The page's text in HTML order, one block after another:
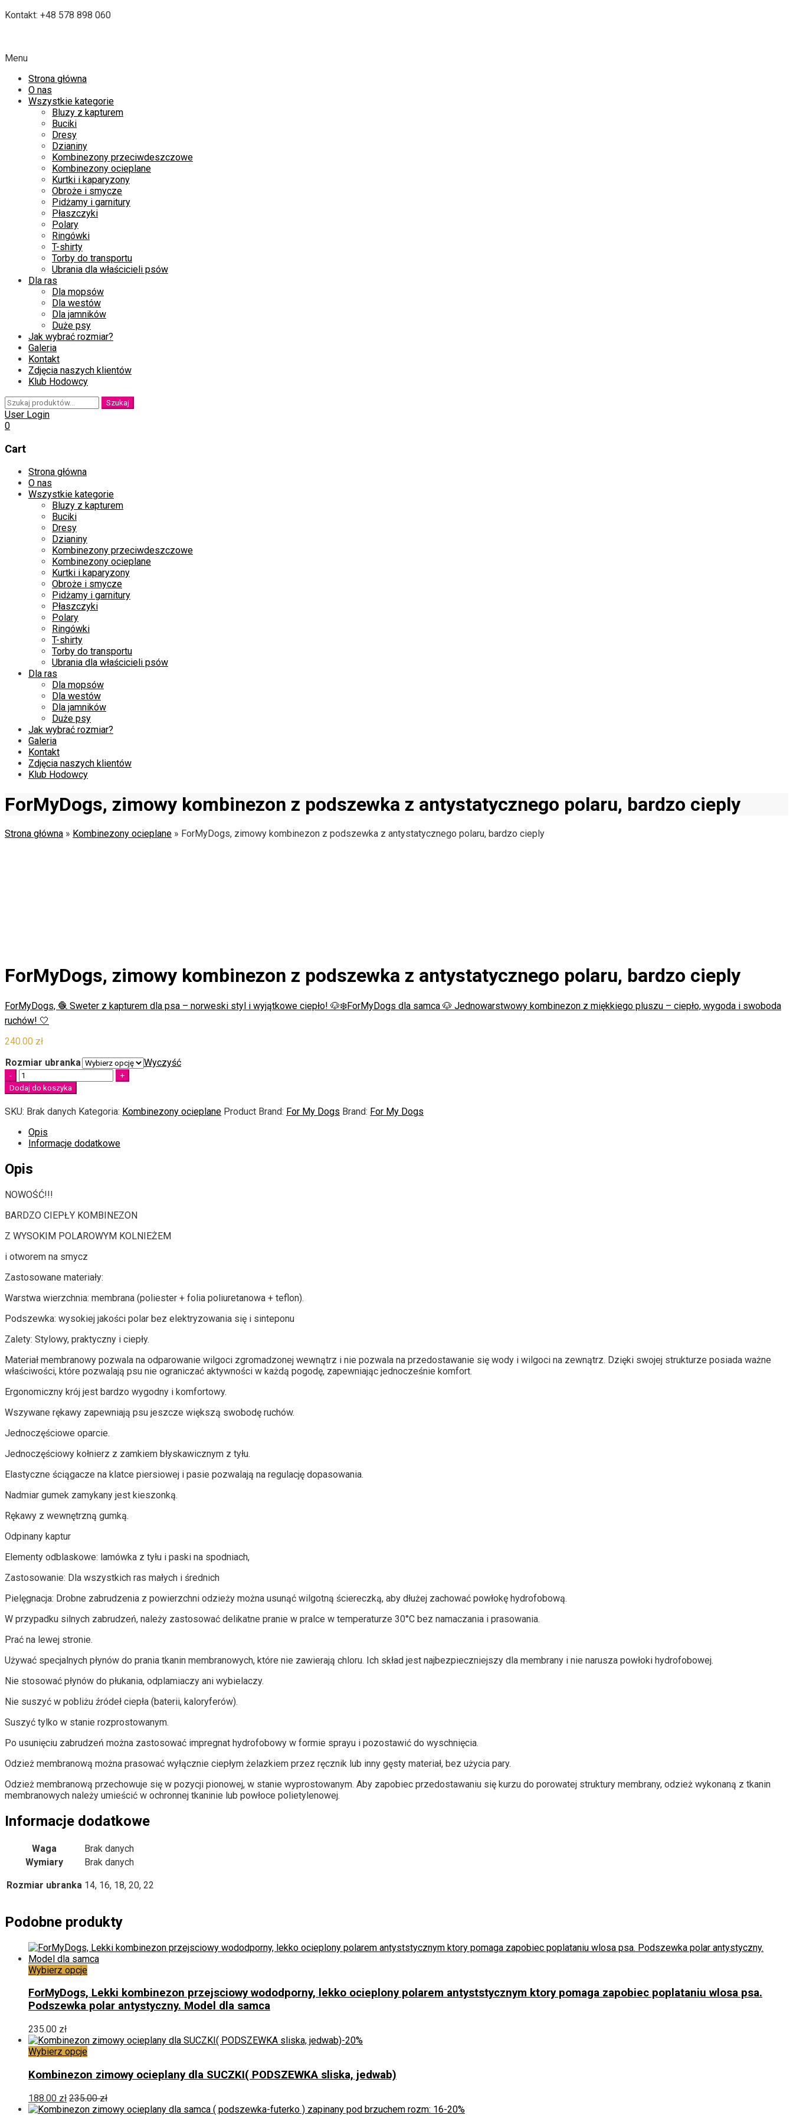
Kontakt: +48 578 898 060
Menu
Strona główna
O nas
Wszystkie kategorie
Bluzy z kapturem
Buciki
Dresy
Dzianiny
Kombinezony przeciwdeszczowe
Kombinezony ocieplane
Kurtki i kaparyzony
Obroże i smycze
Pidżamy i garnitury
Płaszczyki
Polary
Ringówki
T-shirty
Torby do transportu
Ubrania dla właścicieli psów
Dla ras
Dla mopsów
Dla westów
Dla jamników
Duże psy
Jak wybrać rozmiar?
Galeria
Kontakt
Zdjęcia naszych klientów
Klub Hodowcy
Szukaj:
Szukaj
User Login
0
Cart
Skip
content
Strona główna
O nas
Wszystkie kategorie
Bluzy z kapturem
Buciki
Dresy
Dzianiny
Kombinezony przeciwdeszczowe
Kombinezony ocieplane
Kurtki i kaparyzony
Obroże i smycze
Pidżamy i garnitury
Płaszczyki
Polary
Ringówki
T-shirty
Torby do transportu
Ubrania dla właścicieli psów
Dla ras
Dla mopsów
Dla westów
Dla jamników
Duże psy
Jak wybrać rozmiar?
Galeria
Kontakt
Zdjęcia naszych klientów
Klub Hodowcy
ForMyDogs, zimowy kombinezon z podszewka z antystatycznego polaru, bardzo cieply
Strona główna » Kombinezony ocieplane » ForMyDogs, zimowy kombinezon z podszewka z antystatycznego polaru, bardzo cieply
ForMyDogs, zimowy kombinezon z podszewka z antystatycznego polaru, bardzo cieply
ForMyDogs, 🧶 Sweter z kapturem dla psa – norweski styl i wyjątkowe ciepło! 🐶❄️ForMyDogs dla samca 🐶 Jednowarstwowy kombinezon z miękkiego pluszu – ciepło, wygoda i swoboda
ruchów! 🤍
240.00 zł
Rozmiar ubranka
Wyczyść
Quantity
Dodaj do koszyka
SKU: Brak danych Kategoria: Kombinezony ocieplane Product Brand: For My Dogs Brand: For My Dogs
Opis
Informacje dodatkowe
Opis
NOWOŚĆ!!!
BARDZO CIEPŁY KOMBINEZON
Z WYSOKIM POLAROWYM KOLNIEŻEM
i otworem na smycz
Zastosowane materiały:
Warstwa wierzchnia: membrana (poliester + folia poliuretanowa + teflon).
Podszewka: wysokiej jakości polar bez elektryzowania się i sinteponu
Zalety: Stylowy, praktyczny i ciepły.
Materiał membranowy pozwala na odparowanie wilgoci zgromadzonej wewnątrz i nie pozwala na przedostawanie się wody i wilgoci na zewnątrz. Dzięki swojej strukturze posiada ważne
właściwości, które pozwalają psu nie ograniczać aktywności w każdą pogodę, zapewniając jednocześnie komfort.
Ergonomiczny krój jest bardzo wygodny i komfortowy.
Wszywane rękawy zapewniają psu jeszcze większą swobodę ruchów.
Jednoczęściowe oparcie.
Jednoczęściowy kołnierz z zamkiem błyskawicznym z tyłu.
Elastyczne ściągacze na klatce piersiowej i pasie pozwalają na regulację dopasowania.
Nadmiar gumek zamykany jest kieszonką.
Rękawy z wewnętrzną gumką.
Odpinany kaptur
Elementy odblaskowe: lamówka z tyłu i paski na spodniach,
Zastosowanie: Dla wszystkich ras małych i średnich
Pielęgnacja: Drobne zabrudzenia z powierzchni odzieży można usunąć wilgotną ściereczką, aby dłużej zachować powłokę hydrofobową.
W przypadku silnych zabrudzeń, należy zastosować delikatne pranie w pralce w temperaturze 30°C bez namaczania i prasowania.
Prać na lewej stronie.
Używać specjalnych płynów do prania tkanin membranowych, które nie zawierają chloru. Ich skład jest najbezpieczniejszy dla membrany i nie narusza powłoki hydrofobowej.
Nie stosować płynów do płukania, odplamiaczy ani wybielaczy.
Nie suszyć w pobliżu źródeł ciepła (baterii, kaloryferów).
Suszyć tylko w stanie rozprostowanym.
Po usunięciu zabrudzeń można zastosować impregnat hydrofobowy w formie sprayu i pozostawić do wyschnięcia.
Odzież membranową można prasować wyłącznie ciepłym żelazkiem przez ręcznik lub inny gęsty materiał, bez użycia pary.
Odzież membranową przechowuje się w pozycji pionowej, w stanie wyprostowanym. Aby zapobiec przedostawaniu się kurzu do porowatej struktury membrany, odzież wykonaną z tkanin
membranowych należy umieścić w ochronnej tkaninie lub powłoce polietylenowej.
Informacje dodatkowe
Waga
Brak danych
Wymiary
Brak danych
Rozmiar ubranka 14, 16, 18, 20, 22
Podobne produkty
Wybierz opcjeTen
ma
wiele
wariantów.
można
wybrać
na
stronie
produktu
ForMyDogs, Lekki kombinezon przejsciowy wododporny, lekko ocieplony polarem antyststycznym ktory pomaga zapobiec poplataniu wlosa psa.
Podszewka polar antystyczny. Model dla samca
235.00 zł
-20%
Wybierz opcjeTen
ma
wariantów.
Opcje
Kombinezon zimowy ocieplany dla SUCZKI( PODSZEWKA sliska, jedwab)
188.00 zł 235.00zł
-20%